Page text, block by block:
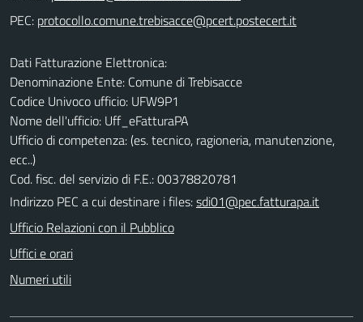
PEC:
Dati Fatturazione Elettronica:
Denominazione Ente: Comune di Trebisacce
Codice Univoco ufficio: UFW9P1
Nome dell'ufficio: Uff_eFatturaPA
Ufficio di competenza: (es. tecnico, ragioneria, manutenzione,
ecc..)
Cod. fisc. del servizio di F.E.: 00378820781
Indirizzo PEC a cui destinare i files:sdi01@pec.fatturapa.it
Ufficio Relazioni con il Pubblico
Uffici e orari
Numeri utili